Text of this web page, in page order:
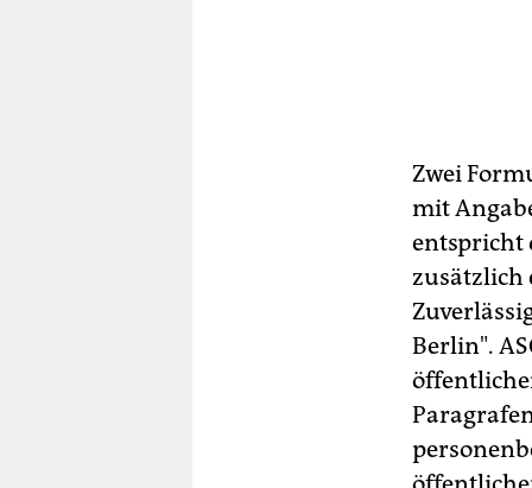
Zwei
mit
entspricht
Berlin".